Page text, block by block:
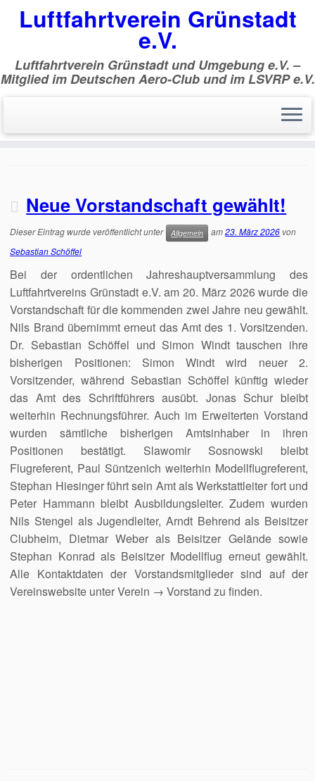
Zum
Inhalt
Luftfahrtverein Grünstadt
e.V.
Luftfahrtverein Grünstadt und Umgebung e.V. –
Mitglied im Deutschen Aero-Club und im LSVRP e.V.
Sebastian Schöffel
Neue Vorstandschaft gewählt!
Dieser Eintrag wurde veröffentlicht unter Allgemein am23. März 2026 von
Sebastian Schöffel
Bei der ordentlichen Jahreshauptversammlung des
Luftfahrtvereins Grünstadt e.V. am 20. März 2026 wurde die
Vorstandschaft für die kommenden zwei Jahre neu gewählt.
Nils Brand übernimmt erneut das Amt des 1. Vorsitzenden.
Dr. Sebastian Schöffel und Simon Windt tauschen ihre
bisherigen Positionen: Simon Windt wird neuer 2.
Vorsitzender, während Sebastian Schöffel künftig wieder
das Amt des Schriftführers ausübt. Jonas Schur bleibt
weiterhin Rechnungsführer. Auch im Erweiterten Vorstand
wurden sämtliche bisherigen Amtsinhaber in ihren
Positionen bestätigt. Slawomir Sosnowski bleibt
Flugreferent, Paul Süntzenich weiterhin Modellflugreferent,
Stephan Hiesinger führt sein Amt als Werkstattleiter fort und
Peter Hammann bleibt Ausbildungsleiter. Zudem wurden
Nils Stengel als Jugendleiter, Arndt Behrend als Beisitzer
Clubheim, Dietmar Weber als Beisitzer Gelände sowie
Stephan Konrad als Beisitzer Modellflug erneut gewählt.
Alle Kontaktdaten der Vorstandsmitglieder sind auf der
Vereinswebsite unter Verein → Vorstand zu finden.